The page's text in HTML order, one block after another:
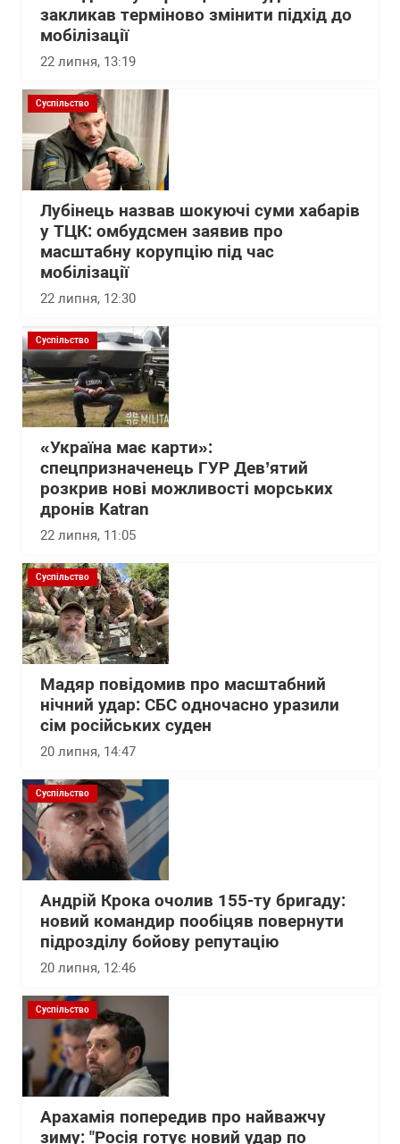
закликав терміново змінити підхід до
мобілізації
22 липня, 13:19
Суспільство
Лубінець назвав шокуючі суми хабарів
у ТЦК: омбудсмен заявив про
масштабну корупцію під час
мобілізації
22 липня, 12:30
Суспільство
«Україна має карти»:
спецпризначенець ГУР Дев’ятий
розкрив нові можливості морських
дронів Katran
22 липня, 11:05
Суспільство
Мадяр повідомив про масштабний
нічний удар: СБС одночасно уразили
сім російських суден
20 липня, 14:47
Суспільство
Андрій Крока очолив 155-ту бригаду:
новий командир пообіцяв повернути
підрозділу бойову репутацію
20 липня, 12:46
Суспільство
Арахамія попередив про найважчу
зиму: "Росія готує новий удар по